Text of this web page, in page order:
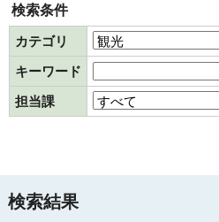
検索条件
カテゴリ
キーワード
担当課
検索結果